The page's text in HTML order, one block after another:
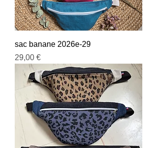
sac banane 2026e-29
Prix
29,00 €